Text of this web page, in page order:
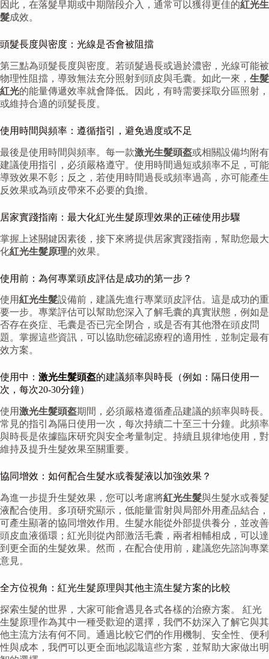
因此，在落髮早期或中期階段介入，通常可以獲得更佳的紅光生
髮成效。
頭髮長度與密度：光線是否會被阻擋
第三點為頭髮長度與密度。若頭髮過長或過於濃密，光線可能被
物理性阻擋，導致無法充分照射到頭皮與毛囊。如此一來， 生髮
紅光的能量傳遞效率就會降低。因此，有時需要採取分區照射，
或維持合適的頭髮長度。
使用時間與頻率：遵循指引，避免過度或不足
最後是使用時間與頻率。每一款激光生髮頭盔或相關設備均附有
建議使用指引，必須嚴格遵守。使用時間過短或頻率不足，可能
導致效果不彰；反之，若使用時間過長或頻率過高，亦可能產生
反效果或為頭皮帶來不必要的負擔。
居家實踐指南：最大化紅光生髮原理效果的正確使用步驟
掌握上述關鍵因素後，接下來將提供居家實踐指南，幫助您最大
化紅光生髮原理的效果。
使用前：為何專業頭皮評估是成功的第一步？
使用紅光生髮設備前，建議先進行專業頭皮評估。這是成功的重
要一步。專業評估可以幫助您深入了解毛囊的真實狀態，例如是
否存在炎症、毛囊是否已完全閉合，或是否有其他潛在頭皮問
題。掌握這些資訊，可以協助您確認療程的適用性，並制定最有
效方案。
使用中： 激光生髮頭盔的建議頻率與時長（例如：隔日使用一
次，每次20-30分鐘）
使用激光生髮頭盔期間，必須嚴格遵循產品建議的頻率與時長。
常見的指引為隔日使用一次，每次持續二十至三十分鐘。此頻率
與時長是依據臨床研究與安全考量制定。持續且規律地使用，對
維持及提升生髮效果至關重要。
協同增效：如何配合生髮水或養髮液以加強效果？
為進一步提升生髮效果，您可以考慮將紅光生髮與生髮水或養髮
液配合使用。多項研究顯示，低能量雷射與局部外用產品結合，
可產生顯著的協同增效作用。生髮水能從外部提供養分，並改善
頭皮血液循環；紅光則從內部激活毛囊，兩者相輔相成，可以達
到更全面的生髮效果。然而，在配合使用前，建議您先諮詢專業
意見。
全方位視角：紅光生髮原理與其他主流生髮方案的比較
探索生髮的世界，大家可能會遇見各式各樣的治療方案。 紅光
生髮原理作為其中一種受歡迎的選擇，我們不妨深入了解它與其
他主流方法有何不同。通過比較它們的作用機制、安全性、便利
性與成本，我們可以更全面地認識這些方案，並幫助大家做出明